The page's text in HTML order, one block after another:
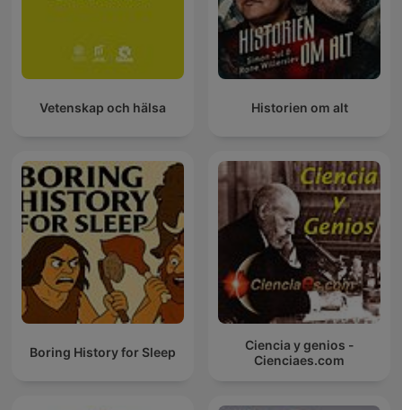
Vetenskap och hälsa Historien om alt
Boring History for Sleep
Ciencia y genios -
Cienciaes.com